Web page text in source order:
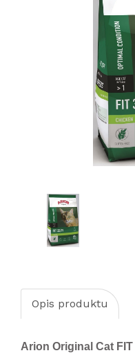
Opis produktu
Arion Original Cat